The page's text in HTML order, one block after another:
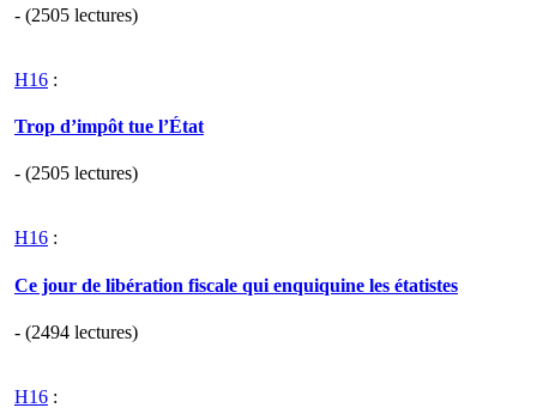
- (2505 lectures)
H16 :
Trop d’impôt tue l’État
- (2505 lectures)
H16 :
Ce jour de libération fiscale qui enquiquine les étatistes
- (2494 lectures)
H16 :